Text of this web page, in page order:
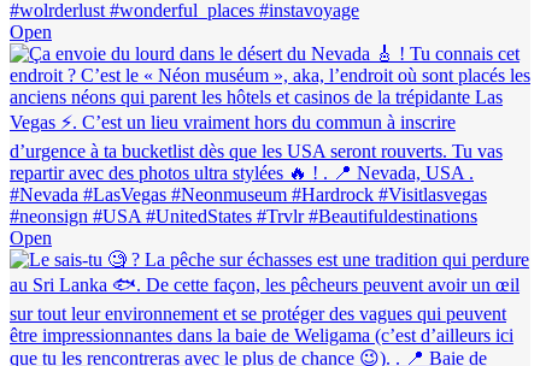
Open
Open